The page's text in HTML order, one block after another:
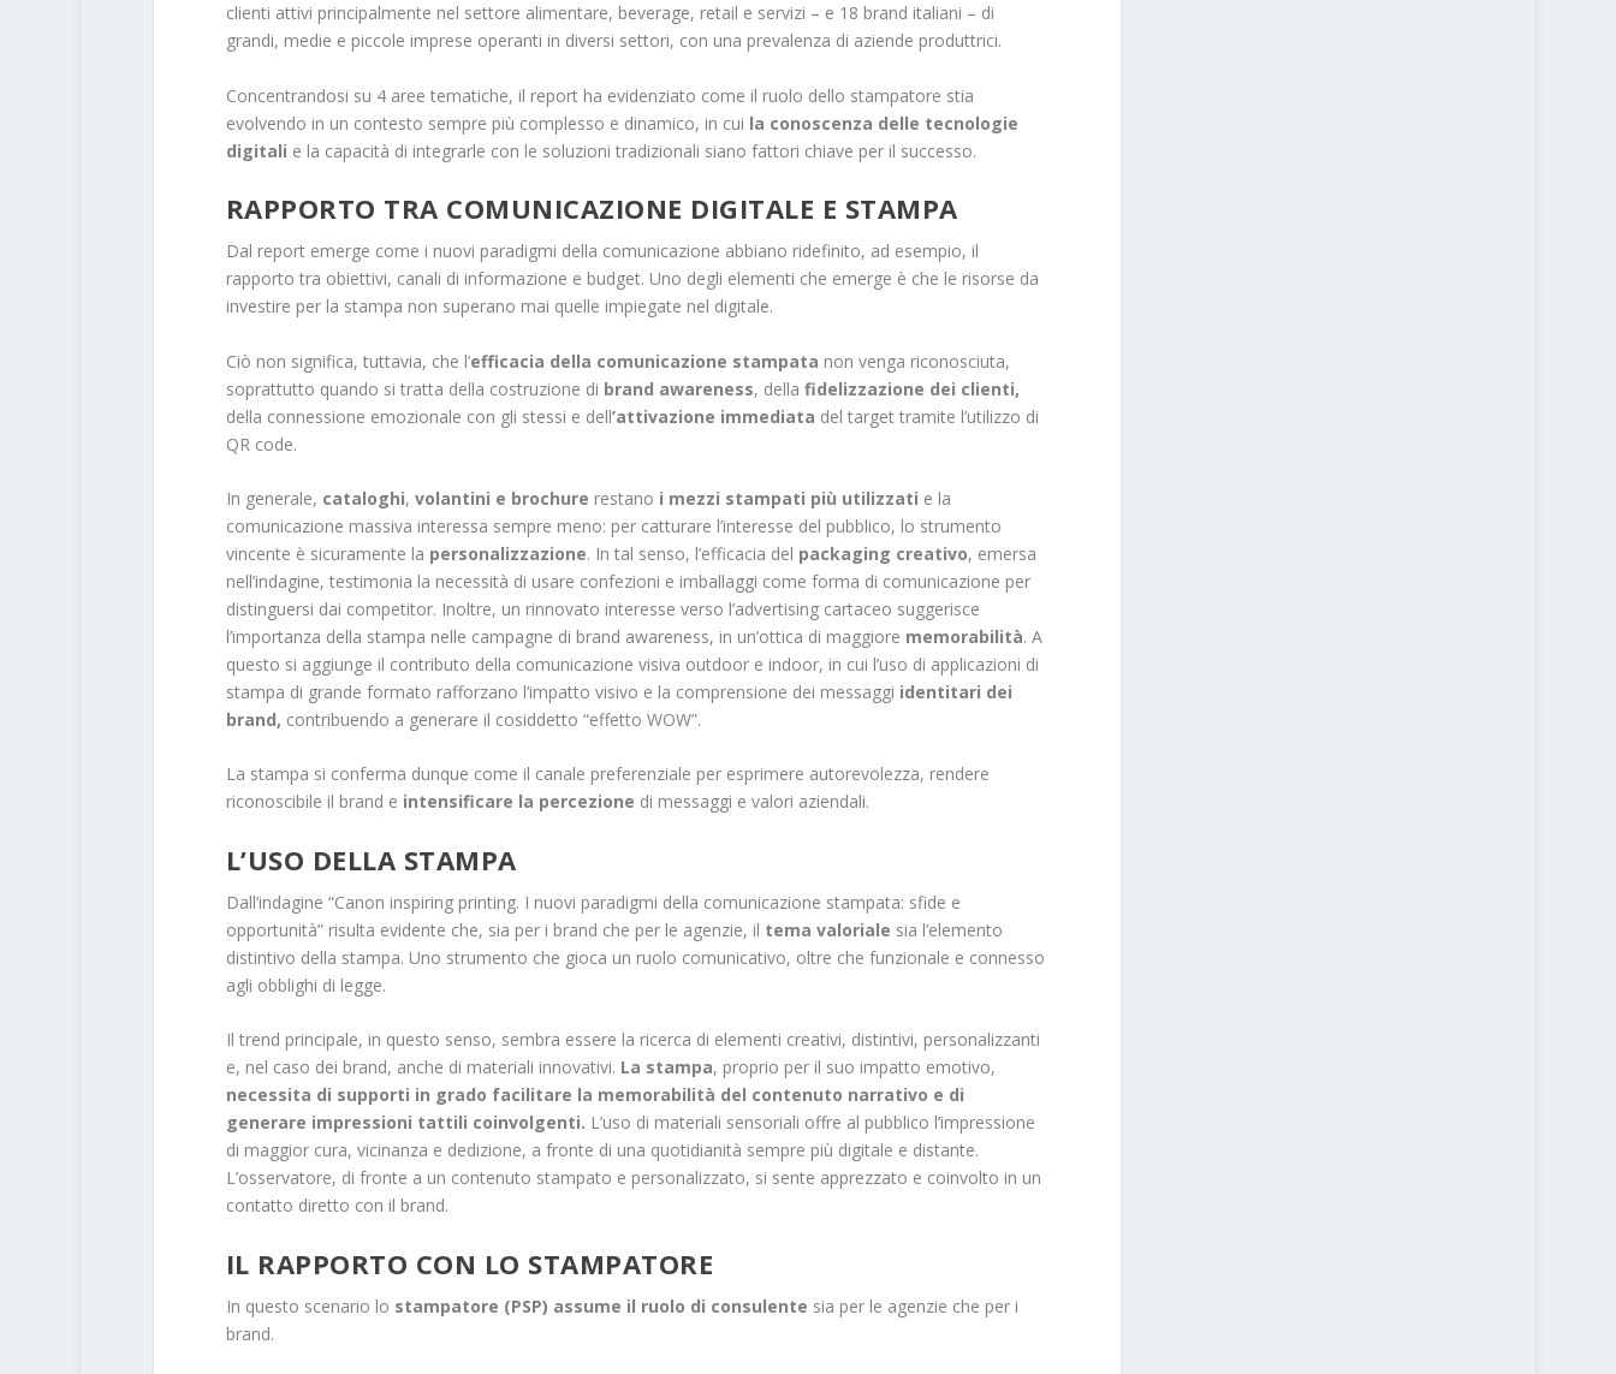
clienti attivi principalmente nel settore alimentare, beverage, retail e servizi – e 18 brand italiani – di
grandi, medie e piccole imprese operanti in diversi settori, con una prevalenza di aziende produttrici.
Concentrandosi su 4 aree tematiche, il report ha evidenziato come il ruolo dello stampatore stia
evolvendo in un contesto sempre più complesso e dinamico, in cui la conoscenza delle tecnologie
digitali e la capacità di integrarle con le soluzioni tradizionali siano fattori chiave per il successo.
RAPPORTO TRA COMUNICAZIONE DIGITALE E STAMPA
Dal report emerge come i nuovi paradigmi della comunicazione abbiano ridefinito, ad esempio, il
rapporto tra obiettivi, canali di informazione e budget. Uno degli elementi che emerge è che le risorse da
investire per la stampa non superano mai quelle impiegate nel digitale.
Ciò non significa, tuttavia, che l’efficacia della comunicazione stampata non venga riconosciuta,
soprattutto quando si tratta della costruzione di brand awareness, della fidelizzazione dei clienti,
della connessione emozionale con gli stessi e dell’attivazione immediata del target tramite l’utilizzo di
QR code.
In generale, cataloghi, volantini e brochure restano i mezzi stampati più utilizzati e la
comunicazione massiva interessa sempre meno: per catturare l’interesse del pubblico, lo strumento
vincente è sicuramente la personalizzazione. In tal senso, l’efficacia del packaging creativo, emersa
nell’indagine, testimonia la necessità di usare confezioni e imballaggi come forma di comunicazione per
distinguersi dai competitor. Inoltre, un rinnovato interesse verso l’advertising cartaceo suggerisce
l’importanza della stampa nelle campagne di brand awareness, in un’ottica di maggiore memorabilità. A
questo si aggiunge il contributo della comunicazione visiva outdoor e indoor, in cui l’uso di applicazioni di
stampa di grande formato rafforzano l’impatto visivo e la comprensione dei messaggi identitari dei
brand, contribuendo a generare il cosiddetto “effetto WOW”.
La stampa si conferma dunque come il canale preferenziale per esprimere autorevolezza, rendere
riconoscibile il brand e intensificare la percezione di messaggi e valori aziendali.
L’USO DELLA STAMPA
Dall’indagine “Canon inspiring printing. I nuovi paradigmi della comunicazione stampata: sfide e
opportunità” risulta evidente che, sia per i brand che per le agenzie, il tema valoriale sia l’elemento
distintivo della stampa. Uno strumento che gioca un ruolo comunicativo, oltre che funzionale e connesso
agli obblighi di legge.
Il trend principale, in questo senso, sembra essere la ricerca di elementi creativi, distintivi, personalizzanti
e, nel caso dei brand, anche di materiali innovativi. La stampa, proprio per il suo impatto emotivo,
necessita di supporti in grado facilitare la memorabilità del contenuto narrativo e di
generare impressioni tattili coinvolgenti. L’uso di materiali sensoriali offre al pubblico l’impressione
di maggior cura, vicinanza e dedizione, a fronte di una quotidianità sempre più digitale e distante.
L’osservatore, di fronte a un contenuto stampato e personalizzato, si sente apprezzato e coinvolto in un
contatto diretto con il brand.
IL RAPPORTO CON LO STAMPATORE
In questo scenario lo stampatore (PSP) assume il ruolo di consulente sia per le agenzie che per i
brand.